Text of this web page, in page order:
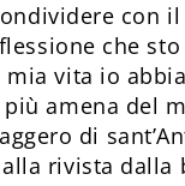
con
che sto
mia vita io
amena del
di
rivista dalla